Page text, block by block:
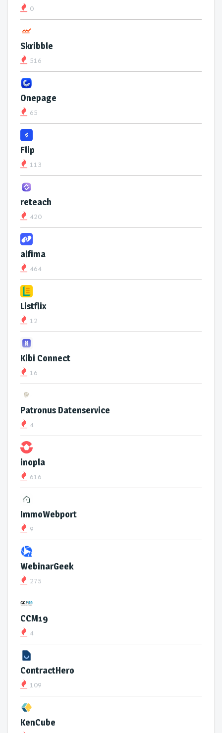
0
Skribble
516
Onepage
65
Flip
113
reteach
420
alfima
464
Listflix
12
Kibi Connect
16
Patronus Datenservice
4
inopla
616
ImmoWebport
9
WebinarGeek
275
CCM19
4
ContractHero
109
KenCube